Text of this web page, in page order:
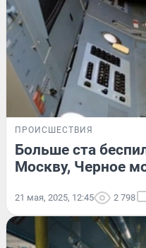
ПРОИСШЕСТВИЯ
Больше ста
Москву, Черное
21 мая, 2025, 12:45 2 798